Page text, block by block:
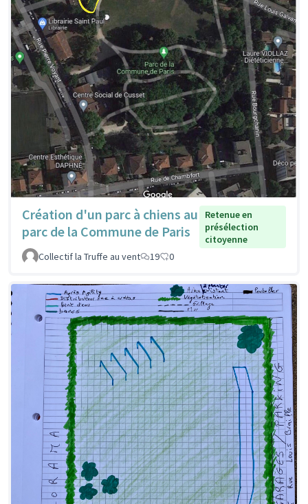
Création d'un parc à chiens au
parc de la Commune de Paris
Retenue en
présélection
citoyenne
Collectif la Truffe au vent
19 0